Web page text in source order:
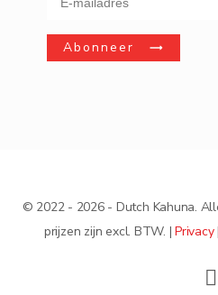
Abonneer
© 2022 - 2026 - Dutch Kahuna.
prijzen zijn excl. BTW. |Privacy|